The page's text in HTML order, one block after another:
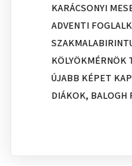
KARÁCSONYI
ADVENTI
KÖLYÖKMÉRNÖK
ÚJABB KÉPET
DIÁKOK, BALOGH